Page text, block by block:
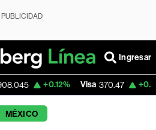
PUBLICIDAD
Ingresar
Visa 370.47 +0.52%
MÉXICO